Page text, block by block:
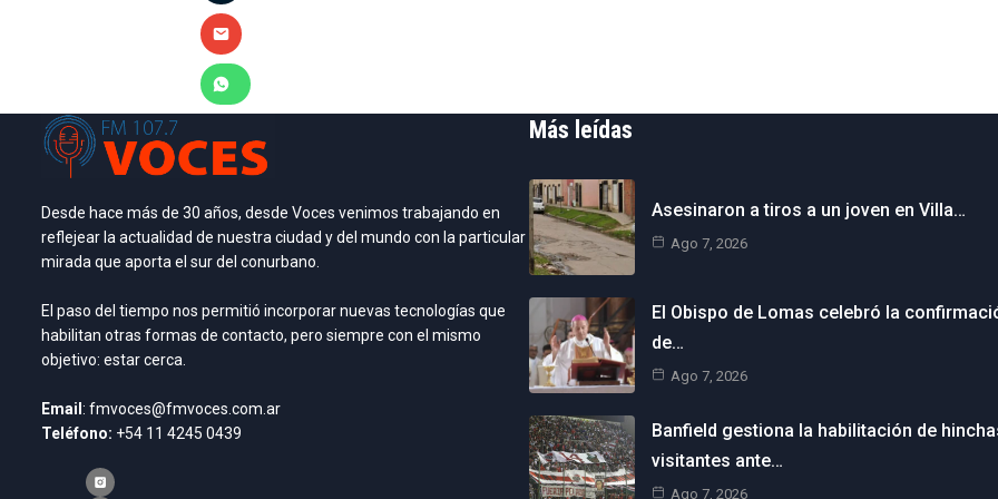
Desde hace más de 30 años, desde Voces venimos trabajando en
reflejear la actualidad de nuestra ciudad y del mundo con la particular
mirada que aporta el sur del conurbano.
El paso del tiempo nos permitió incorporar nuevas tecnologías que
habilitan otras formas de contacto, pero siempre con el mismo
objetivo: estar cerca.
Email: fmvoces@fmvoces.com.ar
Teléfono: +54 11 4245 0439
Más leídas
Asesinaron a tiros a un joven en Villa…
Ago 7, 2026
El Obispo de Lomas celebró la
de…
Ago 7, 2026
Banfield gestiona la habilitación de
visitantes ante…
Ago 7, 2026